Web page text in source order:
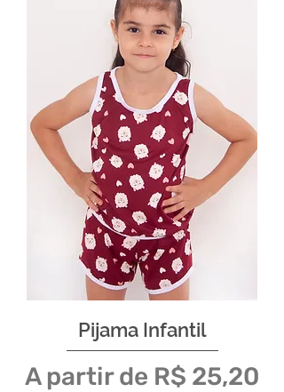
Pijama Infantil
A partir de R$ 25,20
Preço promocional